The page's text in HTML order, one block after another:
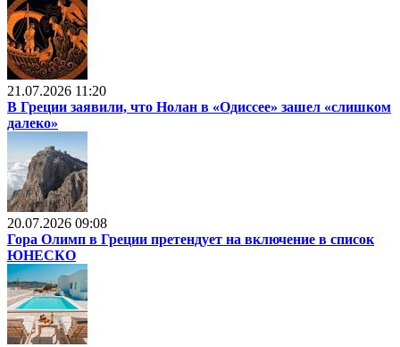
21.07.2026 11:20
В Греции заявили, что Нолан в «Одиссее» зашел «слишком
далеко»
20.07.2026 09:08
Гора Олимп в Греции претендует на включение в список
ЮНЕСКО